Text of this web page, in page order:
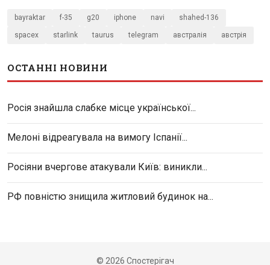
bayraktar f-35 g20 iphone navi shahed-136
spacex starlink taurus telegram австралія австрія
ОСТАННІ НОВИНИ
Росія знайшла слабке місце української...
Мелоні відреагувала на вимогу Іспанії...
Росіяни вчергове атакували Київ: виникли...
РФ повністю знищила житловий будинок на...
© 2026 Спостерігач